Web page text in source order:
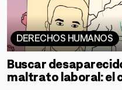
ESPECIALES
DERECHOS HUMANOS
Buscar
maltrato laboral: el